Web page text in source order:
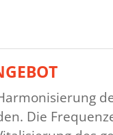
Die